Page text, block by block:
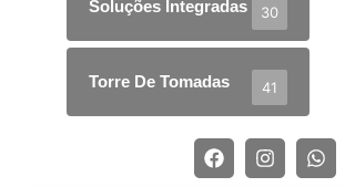
Soluções Integradas 30
Torre De Tomadas 41